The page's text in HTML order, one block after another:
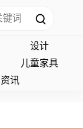
设计
儿童家具
资讯